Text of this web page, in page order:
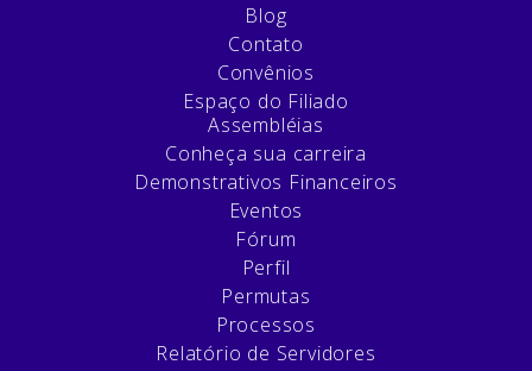
Blog
Contato
Convênios
Espaço do Filiado
Assembléias
Conheça sua carreira
Demonstrativos Financeiros
Eventos
Fórum
Perfil
Permutas
Processos
Relatório de Servidores